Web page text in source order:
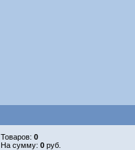
Товаров: 0
На сумму: 0 руб.